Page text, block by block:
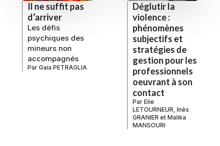
Il ne suffit pas
d’arriver
Les défis
psychiques des
mineurs non
accompagnés
Par Gaia PETRAGLIA
Déglutir la
violence :
phénomènes
subjectifs et
stratégies de
gestion pour les
professionnels
oeuvrant à son
contact
Par Elie
LETOURNEUR Inès
GRANIER et Malika
MANSOURI